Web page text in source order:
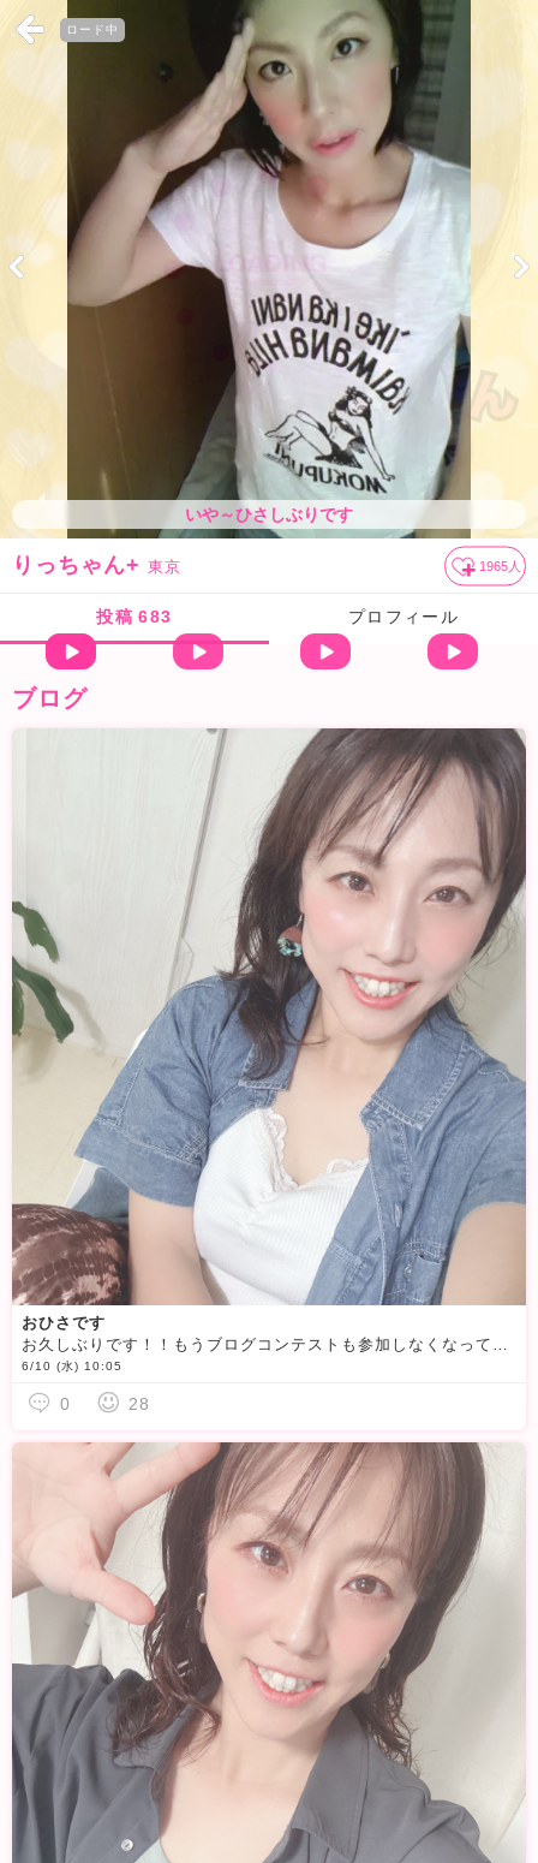
ロード中
いや～ひさしぶりです
りっちゃん+ 東京 1965 人
投稿 683 プロフィール
ブログ
おひさです
お久しぶりです！！もうブログコンテストも参加しなくなって自撮りの仕方忘れちゃったよwww前は 散々汗かきながら2時間くらい撮っては消して と やってたな…今はチャット入る時間も減ってしまったけどたまに
6/10 (水) 10:05
0 28